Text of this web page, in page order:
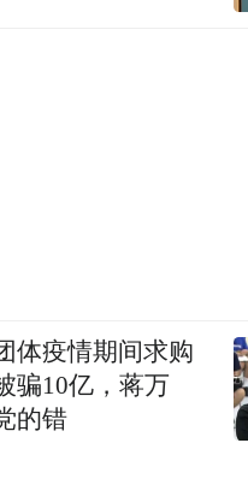
体疫情期间求购
骗10亿，蒋万
的错